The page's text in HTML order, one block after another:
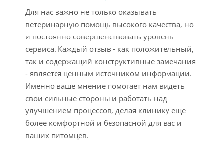
Для нас важно не только оказывать
ветеринарную помощь высокого качества, но
и постоянно совершенствовать уровень
сервиса. Каждый отзыв - как положительный,
так и содержащий конструктивные замечания
- является ценным источником информации.
Именно ваше мнение помогает нам видеть
свои сильные стороны и работать над
улучшением процессов, делая клинику еще
более комфортной и безопасной для вас и
ваших питомцев.